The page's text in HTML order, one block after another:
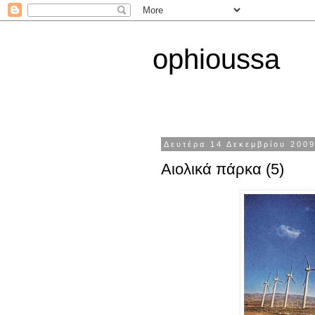
ophioussa
Δευτέρα 14 Δεκεμβρίου
Αιολικά πάρκα (5)